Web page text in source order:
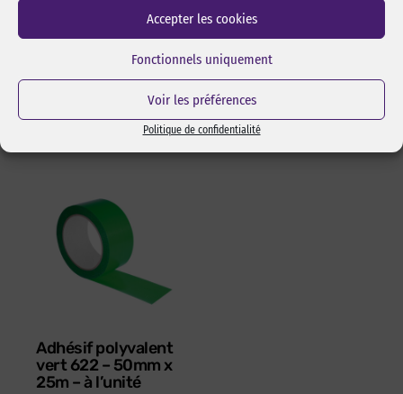
Accepter les cookies
Fonctionnels uniquement
Voir les préférences
Politique de confidentialité
pixcl, idéal pour dégraisser
les surfaces avant
l’assemblage pas collage ou
adhésivage.
Réf Pixcl : ALISPIXSPR005
et sans outils. Manche en
ABS 100% recyclé. Ambidextre.
Réf Pixcl : OLFA175SK4
15,05
Adhésif polyvalent
vert 622 – 50mm x
25m – à l’unité